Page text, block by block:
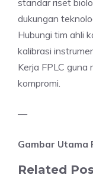
dukungan
Hubungi tim ahli
kalibrasi
Kerja FPLC
kompromi.
—
Gambar Utama
Related